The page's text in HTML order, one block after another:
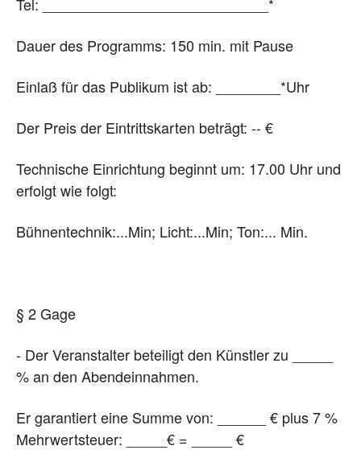
Dauer des Programms: 150 min. mit Pause
Einlaß für das Publikum ist ab: ________*Uhr
Der Preis der Eintrittskarten beträgt: -- €
Technische Einrichtung beginnt um: 17.00 Uhr und
erfolgt wie folgt:
Bühnentechnik:...Min; Licht:...Min; Ton:... Min.
§ 2 Gage
- Der Veranstalter beteiligt den Künstler zu _____
% an den Abendeinnahmen.
Er garantiert eine Summe von: ______ € plus 7 %
Mehrwertsteuer: _____€ = _____ €